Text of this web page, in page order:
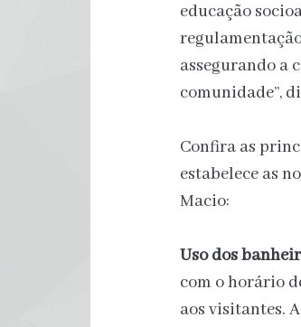
educação
assegurando a
comunidade”,
Confira as
estabelece as
Macio:
Uso dos
com o horário
aos visitantes.